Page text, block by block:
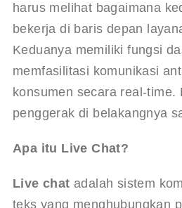
harus melihat bagaimana
bekerja di baris depan
Keduanya memiliki fungsi
memfasilitasi komunikasi
konsumen secara real-time.
penggerak di belakangnya
Apa itu Live Chat?
Live chat adalah sistem
teks yang menghubungkan